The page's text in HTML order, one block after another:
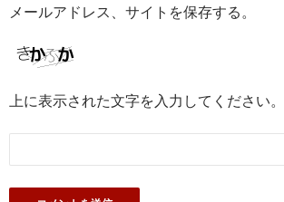
メールアドレス、サイトを保存する。
上に表示された文字を入力してください。